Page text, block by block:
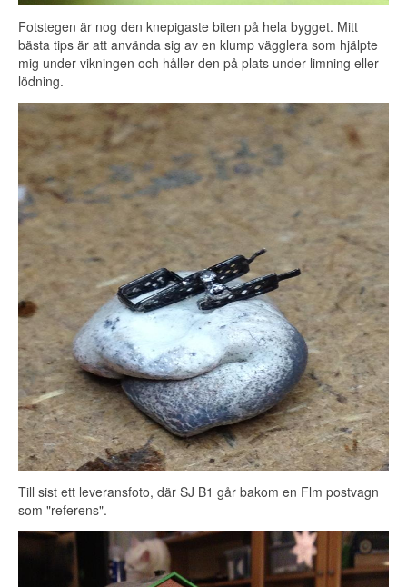
Fotstegen är nog den knepigaste biten på hela bygget. Mitt
bästa tips är att använda sig av en klump vägglera som hjälpte
mig under vikningen och håller den på plats under limning eller
lödning.
Till sist ett leveransfoto, där SJ B1 går bakom en Flm postvagn
som "referens".